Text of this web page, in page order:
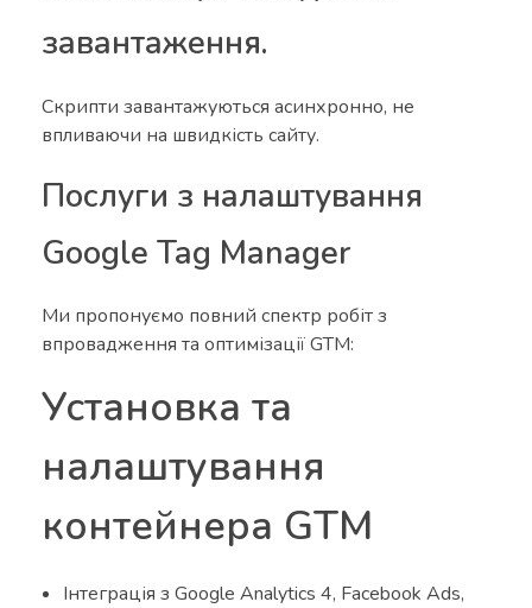
завантаження.
Скрипти завантажуються асинхронно, не
впливаючи на швидкість сайту.
Послуги з налаштування
Google Tag Manager
Ми пропонуємо повний спектр робіт з
впровадження та оптимізації GTM:
Установка та
налаштування
контейнера GTM
Інтеграція з Google Analytics 4, Facebook Ads,